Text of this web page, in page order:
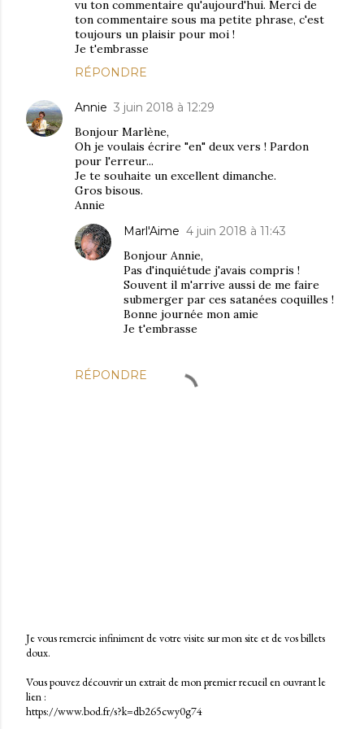
vu ton commentaire qu'aujourd'hui. Merci de
ton commentaire sous ma petite phrase, c'est
toujours un plaisir pour moi !
Je t'embrasse
RÉPONDRE
Annie 3 juin 2018 à 12:29
Bonjour Marlène,
Oh je voulais écrire "en" deux vers ! Pardon
pour l'erreur...
Je te souhaite un excellent dimanche.
Gros bisous.
Annie
RÉPONDRE
Marl'Aime 4 juin 2018 à 11:43
Bonjour Annie,
Pas d'inquiétude j'avais compris !
Souvent il m'arrive aussi de me faire
submerger par ces satanées coquilles !
Bonne journée mon amie
Je t'embrasse
E
r
e
g
Je vous remercie infiniment de votre visite sur mon site et de vos billets
doux.
Vous pouvez découvrir un extrait de mon premier recueil en ouvrant le
lien :
https://www.bod.fr/s?k=db265cwy0g74